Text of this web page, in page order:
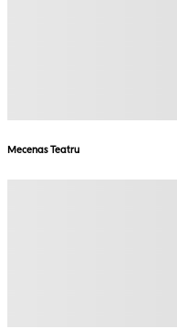
Mecenas Teatru